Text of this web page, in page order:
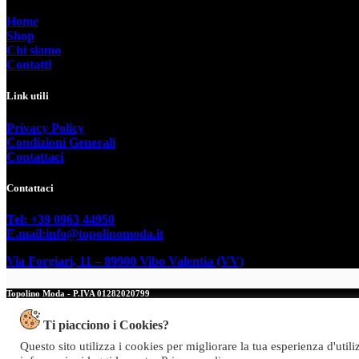
Home
Shop
Chi siamo
Contatti
Link utili
Privacy Policy
Condizioni Generali
Contattaci
Contattaci
Tel: +39 0963 44950
E.mail:info@topolinomoda.it
Via Forgiari, 11 – 89900 Vibo Valentia (VV)
Topolino Moda - P.IVA 01282020799
Copyright © 2026 Topolino Moda - Web powered by Dylog Italia
Ti piacciono i Cookies?
Questo sito utilizza i cookies per migliorare la tua esperienza